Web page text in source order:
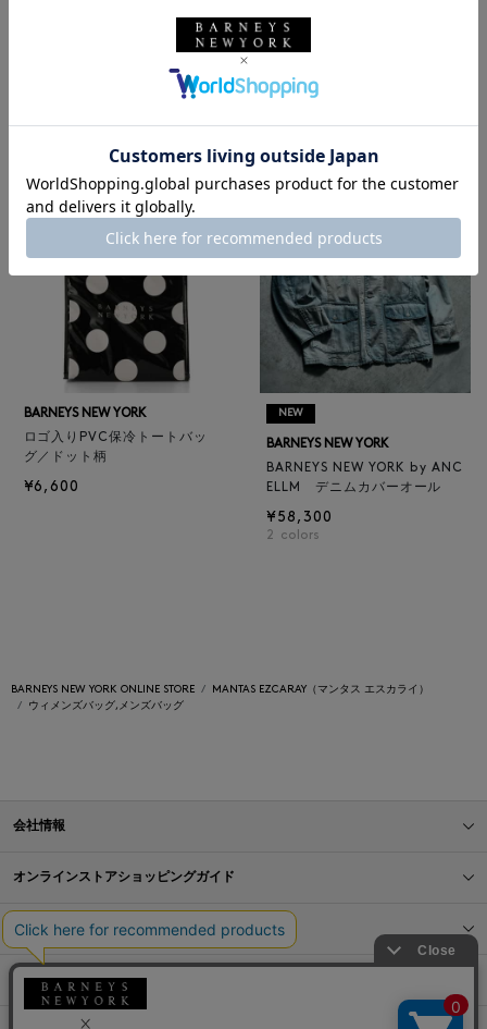
BARNEYS NEW YORK by ANC
BARNEYS NEW YORK
¥47,300
BARNEYS NEW YORK
ロゴ入りPVC保冷トートバッ
グ／ドット柄
¥6,600
NEW
BARNEYS NEW YORK
BARNEYS NEW YORK by ANC
ELLM デニムカバーオール
¥58,300
2 colors
BARNEYS NEW YORK ONLINE STORE
MANTAS EZCARAY（マンタス エスカライ）
ウィメンズバッグ,メンズバッグ
会社情報
オンラインストアショッピングガイド
店舗情報
サービス